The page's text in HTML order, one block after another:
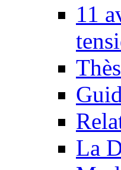
11
La